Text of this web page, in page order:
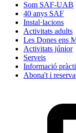
Som SAF-UAB
40 anys SAF
Instal·lacions
Activitats adults
Les Dones ens
Activitats júnior
Serveis
Informació
Abona't i reserva